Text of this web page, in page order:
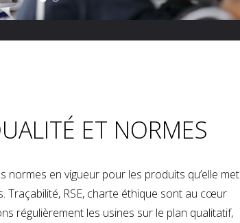
ET NORMES
normes en vigueur pour les produits qu’elle met
Traçabilité, RSE, charte éthique sont au cœur
régulièrement les usines sur le plan qualitatif,